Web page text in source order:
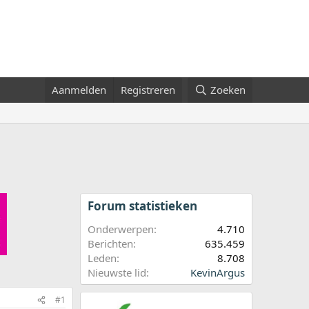
Aanmelden Registreren Zoeken
#1
Forum statistieken
Onderwerpen
4.710
Berichten
635.459
Leden
8.708
Nieuwste lid
KevinArgus